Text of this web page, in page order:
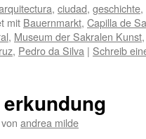
, ciudad, geschichte,
mit Bauernmarkt, Capilla de
, Museum der Sakralen Kunst
, Pedro da Silva | Schreib
von andrea milde